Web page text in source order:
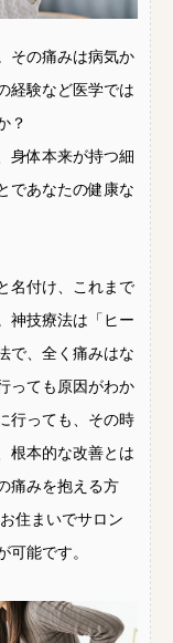
その痛みは病気か
経験など医学では
？
身体本来が持つ細
であなたの健康な
名付け、これまで
神技療法は「ヒー
で、全く痛みはな
っても原因がわか
行っても、その時
根本的な改善とは
痛みを抱える方
住まいでサロン
可能です。